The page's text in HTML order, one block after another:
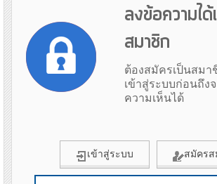
ลงข้อความได้
สมาชิก
ต้องสมัครเป็นสมา
เข้าสู่ระบบก่อนถึง
ความเห็นได้
เข้าสู่ระบบ สมัครส